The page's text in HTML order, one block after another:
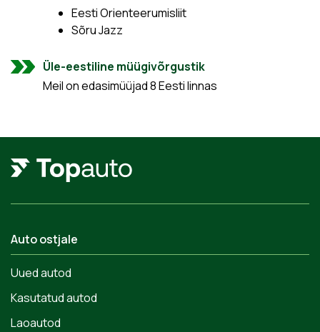
Eesti Orienteerumisliit
Sõru Jazz
Üle-eestiline müügivõrgustik
Meil on edasimüüjad 8 Eesti linnas
Auto ostjale
Uued autod
Kasutatud autod
Laoautod